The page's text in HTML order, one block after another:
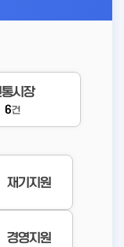
시장
6건
재기지원
경영지원